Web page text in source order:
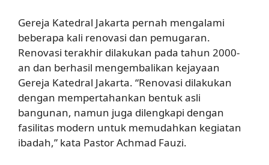
Gereja Katedral Jakarta pernah mengalami
beberapa kali renovasi dan pemugaran.
Renovasi terakhir dilakukan pada tahun 2000-
an dan berhasil mengembalikan kejayaan
Gereja Katedral Jakarta. “Renovasi dilakukan
dengan mempertahankan bentuk asli
bangunan, namun juga dilengkapi dengan
fasilitas modern untuk memudahkan kegiatan
ibadah,” kata Pastor Achmad Fauzi.